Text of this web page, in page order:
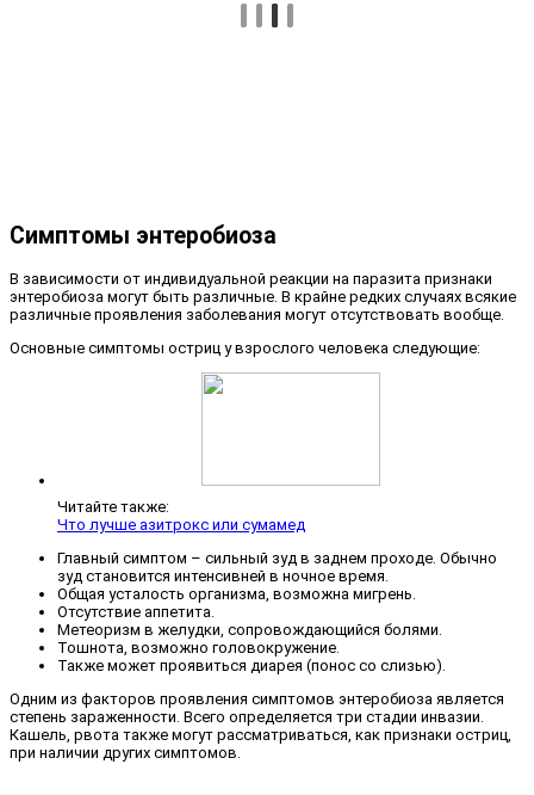
Симптомы энтеробиоза
В зависимости от индивидуальной реакции на паразита признаки
энтеробиоза могут быть различные. В крайне редких случаях всякие
различные проявления заболевания могут отсутствовать вообще.
Основные симптомы остриц у взрослого человека следующие:
Читайте также:
Что лучше азитрокс или сумамед
Главный симптом – сильный зуд в заднем проходе. Обычно
зуд становится интенсивней в ночное время.
Общая усталость организма, возможна мигрень.
Отсутствие аппетита.
Метеоризм в желудки, сопровождающийся болями.
Тошнота, возможно головокружение.
Также может проявиться диарея (понос со слизью).
Одним из факторов проявления симптомов энтеробиоза является
степень зараженности. Всего определяется три стадии инвазии.
Кашель, рвота также могут рассматриваться, как признаки остриц,
при наличии других симптомов.